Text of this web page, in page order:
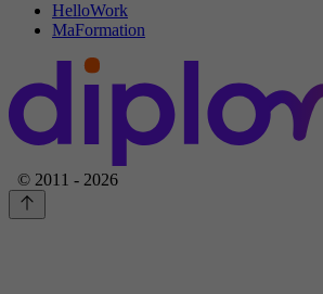
HelloWork
MaFormation
© 2011 - 2026